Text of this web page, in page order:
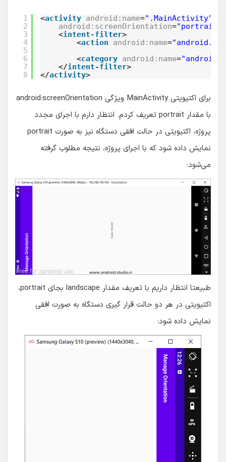
1
2
3
4
5
6
7
8
<activity android:name=".MainActivity"
android:screenOrientation="portrait"
<intent-filter>
<action android:name=
<category android:name=
</intent-filter>
</activity>
برای اکتیویتی MainActivity ویژگی android:screenOrientation
با مقدار portrait تعریف کردم. انتظار دارم با اجرای مجدد
پروژه، اکتیویتی در حالت افقی دستگاه نیز به صورت portrait
نمایش داده شود که با اجرای پروژه، نتیجه مطلوب گرفته
می‌شود:
طبیعتا انتظار داریم با تعریف مقدار landscape بجای portrait،
اکتیویتی در هر دو حالت قرار گیری دستگاه به صورت افقی
نمایش داده شود: